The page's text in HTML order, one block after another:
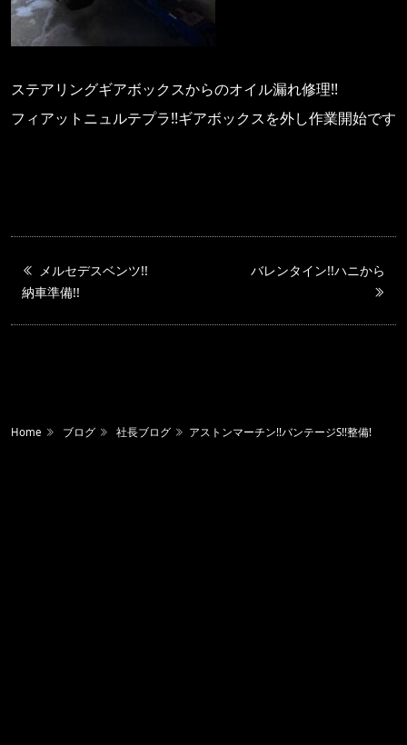
ステアリングギアボックスからのオイル漏れ修理!!
フィアットニュルテプラ!!ギアボックスを外し作業開始です
メルセデスベンツ!!
納車準備!!
バレンタイン!!ハニから
Home ブログ 社長ブログ アストンマーチン!!バンテージS!!整備!